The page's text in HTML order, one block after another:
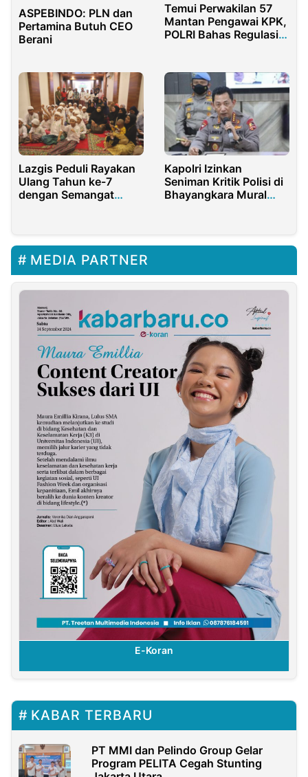
ASPEBINDO: PLN dan
Pertamina Butuh CEO
Berani
Temui Perwakilan 57
Mantan Pengawai KPK,
POLRI Bahas Regulasi
Lazgis Peduli Rayakan
Ulang Tahun ke-7
dengan Semangat
Kapolri Izinkan
Seniman Kritik Polisi di
Bhayangkara Mural
MEDIA PARTNER
E-Koran
KABAR TERBARU
PT MMI dan Pelindo Group Gelar
Program PELITA Cegah Stunting